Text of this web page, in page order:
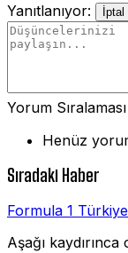
Yanıtlanıyor:
İptal
Yorum Sıralaması
Henüz
Sıradaki Haber
Formula 1
Aşağı kaydırınca